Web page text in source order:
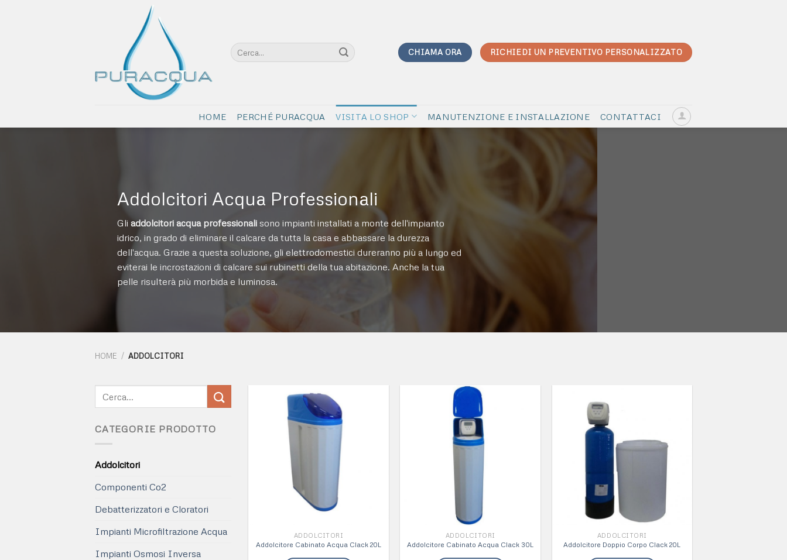
Cerca: CHIAMA ORA RICHIEDI UN PREVENTIVO PERSONALIZZATO
HOME PERCHÉ PURACQUA VISITA LO SHOP MANUTENZIONE E INSTALLAZIONE CONTATTACI
Addolcitori Acqua Professionali
Gli addolcitori acqua professionalisono impianti installati a monte dell'impianto
idrico, in grado di eliminare il calcare da tutta la casa e abbassare la durezza
dell'acqua. Grazie a questa soluzione, gli elettrodomestici dureranno più a lungo ed
eviterai le incrostazioni di calcare sui rubinetti della tua abitazione. Anche la tua
pelle risulterà più morbida e luminosa.
HOME / ADDOLCITORI
CATEGORIE PRODOTTO
Addolcitori
Componenti Co2
Debatterizzatori e Cloratori
Impianti Microfiltrazione Acqua
Impianti Osmosi Inversa
ADDOLCITORI
Addolcitore Cabinato Acqua Clack 20L
ADDOLCITORI
Addolcitore Cabinato Acqua Clack 30L
ADDOLCITORI
Addolcitore Doppio Corpo Clack 20L